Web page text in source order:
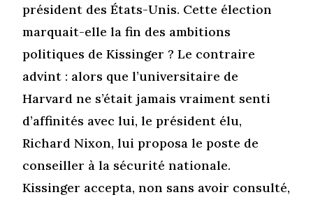
président des États-Unis. Cette élection
marquait-elle la fin des ambitions
politiques de Kissinger ? Le contraire
advint : alors que l’universitaire de
Harvard ne s’était jamais vraiment senti
d’affinités avec lui, le président élu,
Richard Nixon, lui proposa le poste de
conseiller à la sécurité nationale.
Kissinger accepta, non sans avoir consulté,